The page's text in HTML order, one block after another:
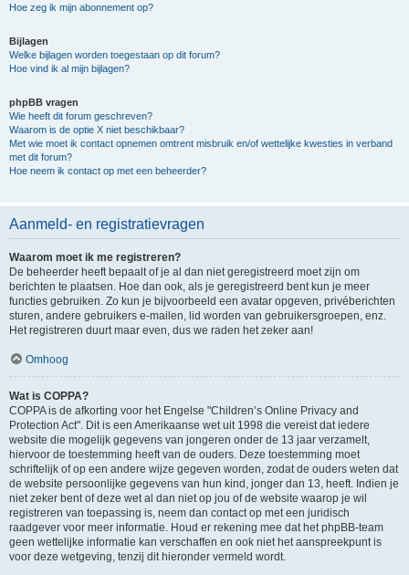
Hoe zeg ik mijn abonnement op?
Bijlagen
Welke bijlagen worden toegestaan op dit forum?
Hoe vind ik al mijn bijlagen?
phpBB vragen
Wie heeft dit forum geschreven?
Waarom is de optie X niet beschikbaar?
Met wie moet ik contact opnemen omtrent misbruik en/of wettelijke kwesties in verband
met dit forum?
Hoe neem ik contact op met een beheerder?
Aanmeld- en registratievragen
Waarom moet ik me registreren?
De beheerder heeft bepaalt of je al dan niet geregistreerd moet zijn om
berichten te plaatsen. Hoe dan ook, als je geregistreerd bent kun je meer
functies gebruiken. Zo kun je bijvoorbeeld een avatar opgeven, privéberichten
sturen, andere gebruikers e-mailen, lid worden van gebruikersgroepen, enz.
Het registreren duurt maar even, dus we raden het zeker aan!
Omhoog
Wat is COPPA?
COPPA is de afkorting voor het Engelse "Children’s Online Privacy and
Protection Act". Dit is een Amerikaanse wet uit 1998 die vereist dat iedere
website die mogelijk gegevens van jongeren onder de 13 jaar verzamelt,
hiervoor de toestemming heeft van de ouders. Deze toestemming moet
schriftelijk of op een andere wijze gegeven worden, zodat de ouders weten dat
de website persoonlijke gegevens van hun kind, jonger dan 13, heeft. Indien je
niet zeker bent of deze wet al dan niet op jou of de website waarop je wil
registreren van toepassing is, neem dan contact op met een juridisch
raadgever voor meer informatie. Houd er rekening mee dat het phpBB-team
geen wettelijke informatie kan verschaffen en ook niet het aanspreekpunt is
voor deze wetgeving, tenzij dit hieronder vermeld wordt.